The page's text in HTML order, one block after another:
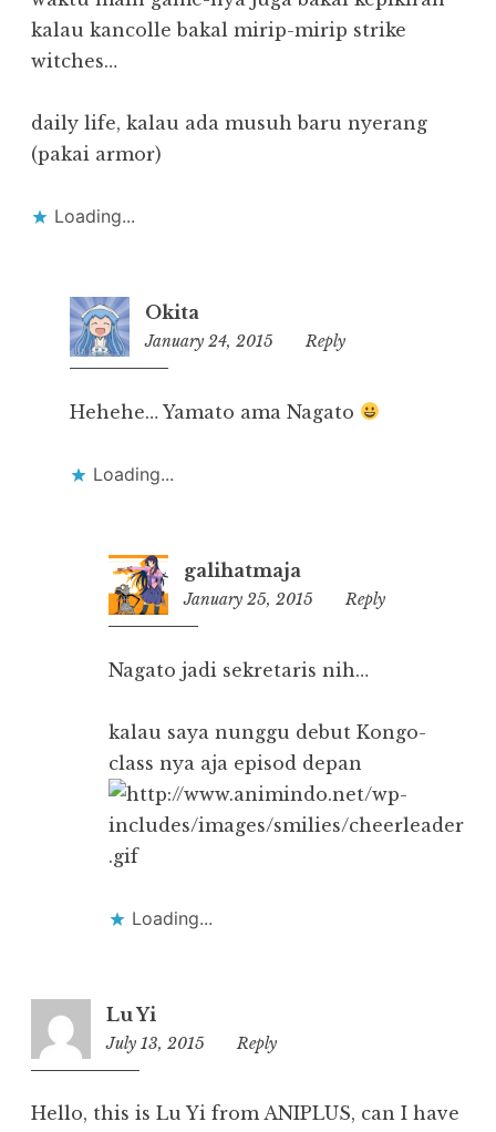
kalau kancolle bakal mirip-mirip strike
witches…
daily life, kalau ada musuh baru nyerang
(pakai armor)
Loading...
Okita
January 24, 2015 14:53
Reply
Hehehe… Yamato ama Nagato
Loading...
galihatmaja
January 25, 2015 23:31
Reply
Nagato jadi sekretaris nih…
kalau saya nunggu debut Kongo-
class nya aja episod depan
Loading...
Lu Yi
July 13, 2015 15:57
Reply
Hello, this is Lu Yi from ANIPLUS, can I have